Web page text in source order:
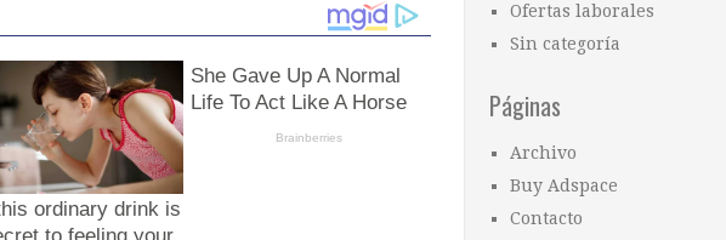
Ofertas laborales
Sin categoría
Páginas
Archivo
Buy Adspace
Contacto